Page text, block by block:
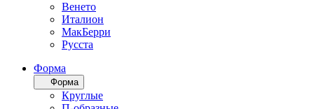
Венето
Италион
МакБерри
Русста
Форма
Форма
Круглые